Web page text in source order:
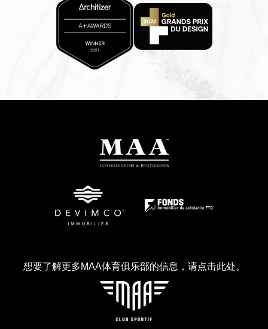
想要了解更多MAA体育俱乐部的信息，请点击此处。